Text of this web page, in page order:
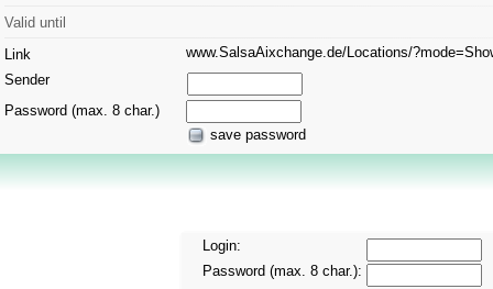
Valid until
Link
www.SalsaAixchange.de/Locations/
Sender
Password (max. 8 char.)
save password
Login:
Password (max. 8 char.):